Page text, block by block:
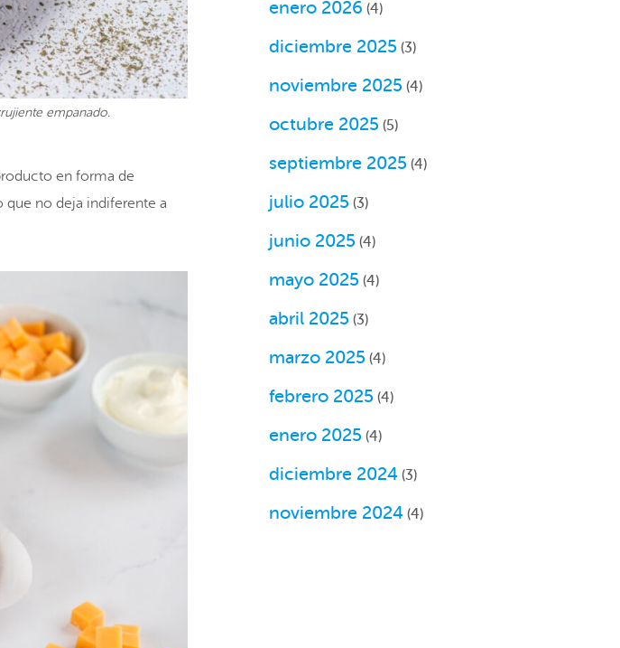
empanado.
en forma de
no deja indiferente a
enero 2026 (4)
diciembre 2025 (3)
noviembre 2025 (4)
octubre 2025 (5)
septiembre 2025 (4)
julio 2025 (3)
junio 2025 (4)
mayo 2025 (4)
abril 2025 (3)
marzo 2025 (4)
febrero 2025 (4)
enero 2025 (4)
diciembre 2024 (3)
noviembre 2024 (4)